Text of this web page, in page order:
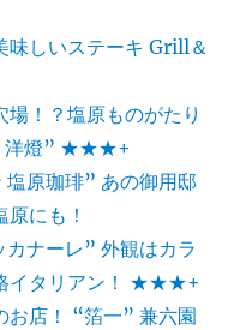
味しいステーキ Grill＆
場！？塩原ものがたり
洋燈” ★★★+
塩原珈琲” あの御用邸
にも！
カナーレ” 外観はカラ
イタリアン！ ★★★+
お店！ “箔一” 兼六園